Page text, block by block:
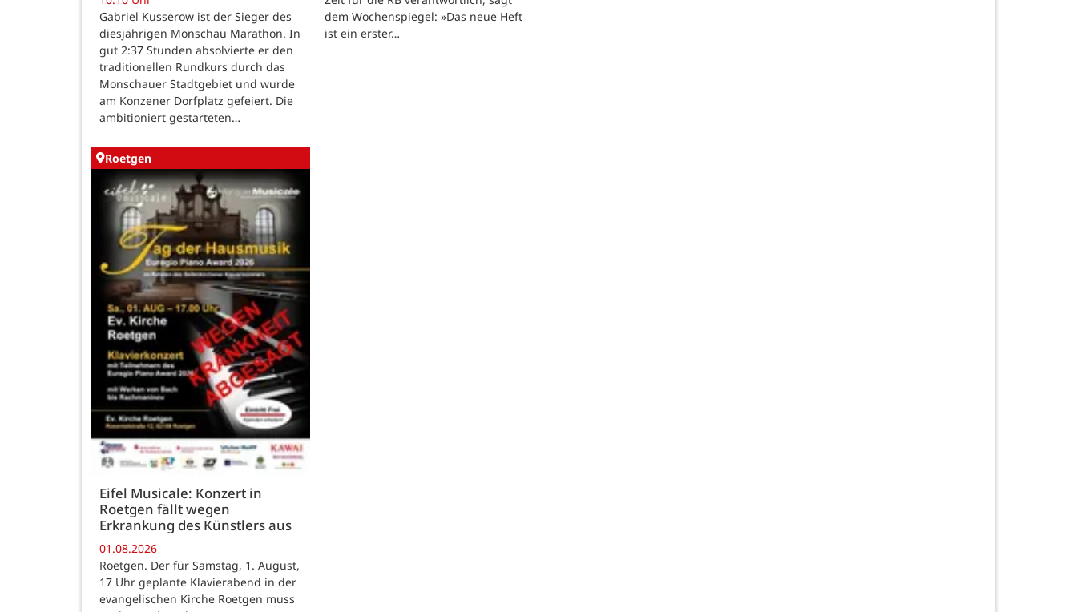
Gabriel Kusserow ist der Sieger des
diesjährigen Monschau Marathon. In
gut 2:37 Stunden absolvierte er den
traditionellen Rundkurs durch das
Monschauer Stadtgebiet und wurde
am Konzener Dorfplatz gefeiert. Die
ambitioniert gestarteten…
dem Wochenspiegel: »Das neue Heft
ist ein erster…
Roetgen
Eifel Musicale: Konzert in
Roetgen fällt wegen
Erkrankung des Künstlers aus
01.08.2026
Roetgen. Der für Samstag, 1. August,
17 Uhr geplante Klavierabend in der
evangelischen Kirche Roetgen muss